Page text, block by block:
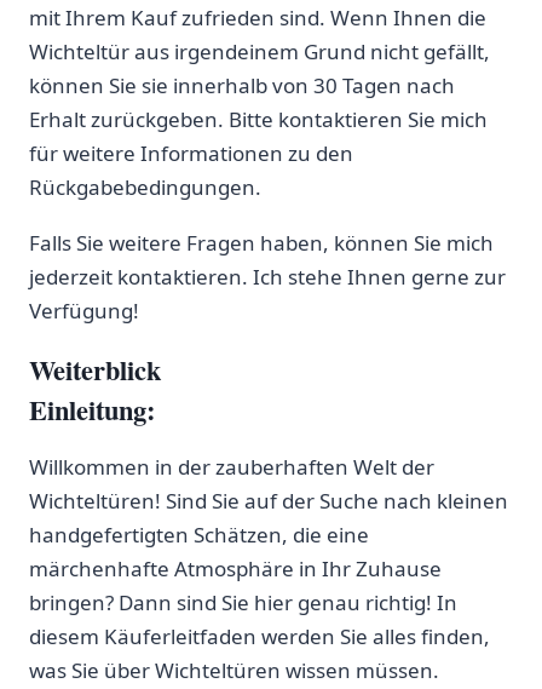
mit Ihrem Kauf ⁤zufrieden sind. Wenn Ihnen die
Wichteltür aus irgendeinem Grund nicht gefällt,
können Sie sie innerhalb von 30 Tagen nach
Erhalt zurückgeben. Bitte kontaktieren Sie mich
für weitere Informationen zu den
Rückgabebedingungen.
Falls Sie weitere Fragen haben, können Sie mich
jederzeit kontaktieren. Ich stehe Ihnen gerne zur
Verfügung!
Weiterblick
Einleitung:
Willkommen in der zauberhaften ‍Welt der
Wichteltüren!​ Sind⁢ Sie auf der​ Suche nach kleinen
handgefertigten Schätzen, die eine
märchenhafte Atmosphäre⁣ in Ihr‍ Zuhause
bringen? Dann sind Sie hier genau richtig! In
diesem Käuferleitfaden werden Sie ​alles finden,
was⁤ Sie über Wichteltüren ⁣wissen müssen.